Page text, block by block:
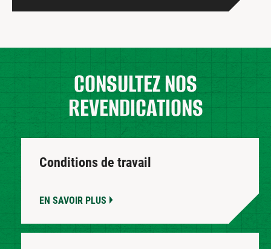
CONSULTEZNOS
REVENDICATIONS
Conditions de travail
EN SAVOIR PLUS